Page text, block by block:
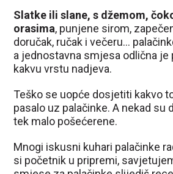
Slatke ili slane, s džemom,
orasima, punjene sirom,
doručak, ručak i večeru…
a jednostavna smjesa odlična je
kakvu vrstu nadjeva.
Teško se uopće dosjetiti kakvo
pasalo uz palačinke. A nekad su
tek malo pošećerene.
Mnogi iskusni kuhari palačinke
si početnik u pripremi,